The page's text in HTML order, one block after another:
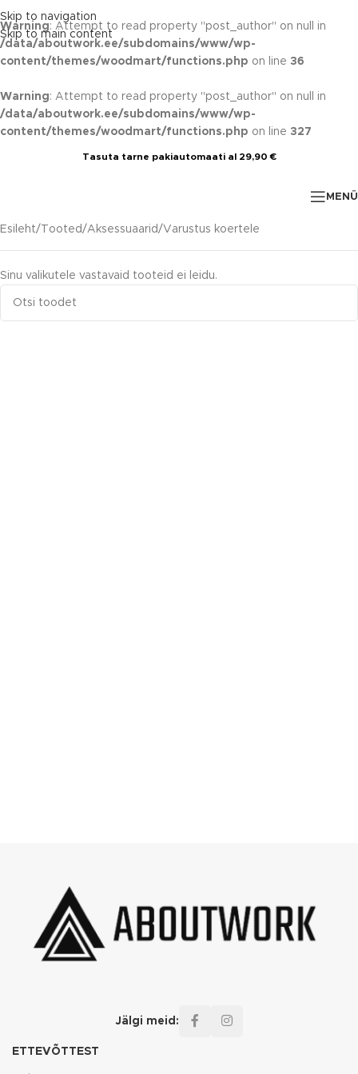
Warning: Attempt to read property "post_author" on null in
/data/aboutwork.ee/subdomains/www/wp-
content/themes/woodmart/functions.php on line 36
Warning: Attempt to read property "post_author" on null in
/data/aboutwork.ee/subdomains/www/wp-
content/themes/woodmart/functions.php on line 327
Skip to navigation
Skip to main content
Tasuta tarne pakiautomaati al 29,90 €
Esileht Tooted Aksessuaarid Varustus koertele
Sinu valikutele vastavaid tooteid ei leidu.
Jälgi meid:
ETTEVÕTTEST